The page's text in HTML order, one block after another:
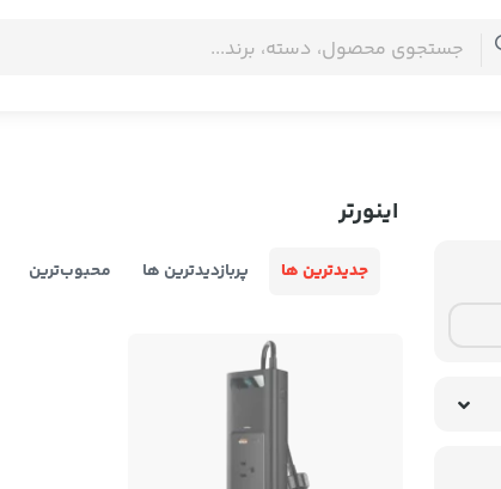
اینورتر
جدیدترین ها پربازدیدترین ها محبوب‌‌ترین